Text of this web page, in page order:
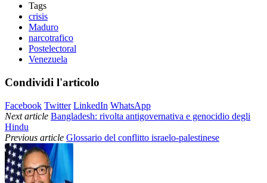
Tags
crisis
Maduro
narcotrafico
Postelectoral
Venezuela
Condividi l'articolo
Facebook Twitter LinkedIn WhatsApp
Next article Bangladesh: rivolta antigovernativa e genocidio degli
Hindu
Previous article Glossario del conflitto israelo-palestinese